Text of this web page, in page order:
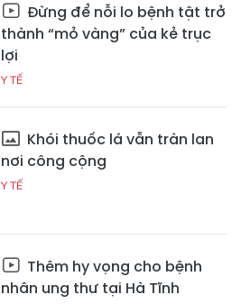
Đừng để nỗi lo bệnh tật trở
thành “mỏ vàng” của kẻ trục
lợi
Y TẾ
Khói thuốc lá vẫn tràn lan
nơi công cộng
Y TẾ
Thêm hy vọng cho bệnh
nhân ung thư tại Hà Tĩnh